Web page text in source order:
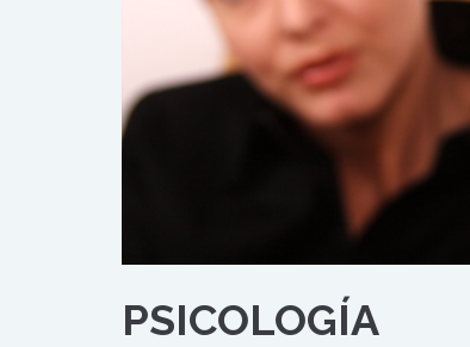
PSICOLOGÍA